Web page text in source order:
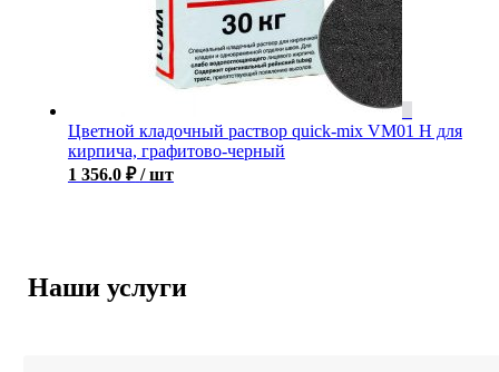
Цветной кладочный раствор quick-mix VM01 H для
кирпича, графитово-черный
1 356.0 ₽ / шт
Наши услуги